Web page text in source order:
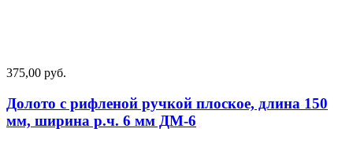
375,00 руб.
Долото с рифленой ручкой плоское, длина 150
мм, ширина р.ч. 6 мм ДМ-6